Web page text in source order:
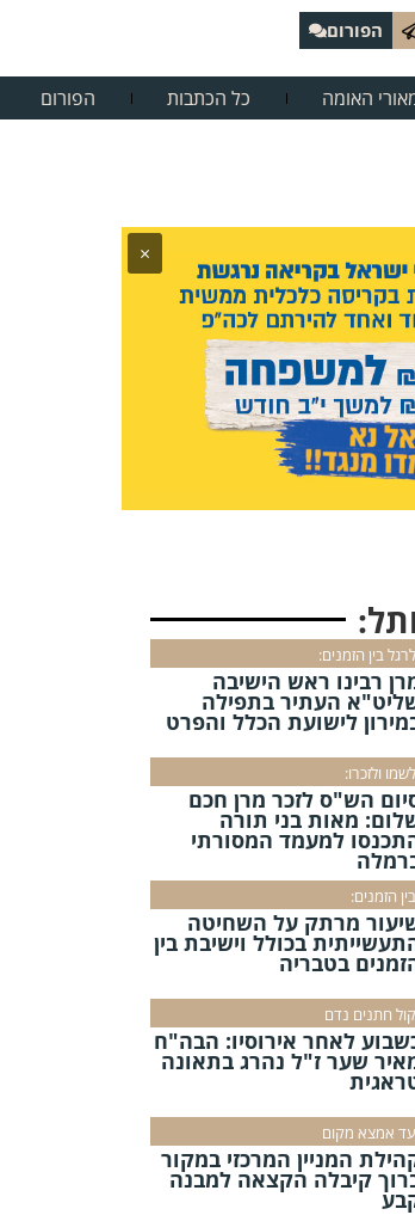
הפורום
האומה כל הכתבות הפורום
×
לרגל בין הזמנים:
רבינו ראש הישיבה
העתיר בתפילה
לישועת הכלל והפרט
לשמו ולזכרו:
הש"ס לזכר מרן חכם
מאות בני תורה
למעמד המסורתי
בין הזמנים:
מרתק על השחיטה
בכולל וישיבת בין
בטבריה
קול חתנים נדם
לאחר אירוסיו: הבה"ח
שער ז"ל נהרג בתאונה
עד אמצא מקום
המניין המרכזי במקור
קיבלה הקצאה למבנה